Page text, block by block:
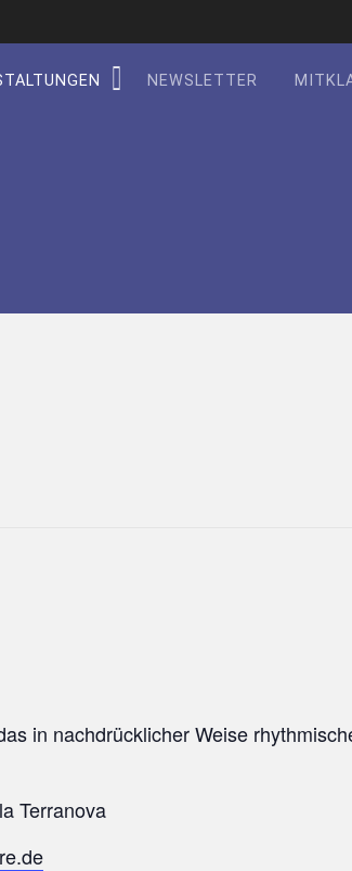
NEWSLETTER
in nachdrücklicher Weise
Terranova